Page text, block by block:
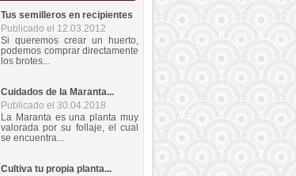
Tus semilleros en recipientes
Publicado el 12.03.2012
Si queremos crear un huerto,
podemos comprar directamente
los brotes...
Cuidados de la Maranta...
Publicado el 30.04.2018
La Maranta es una planta muy
valorada por su follaje, el cual
se encuentra...
Cultiva tu propia planta...